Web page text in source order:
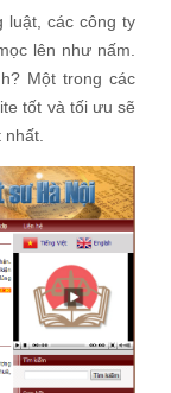
luật, các công ty
lên như nấm.
Một trong các
tốt và tối ưu sẽ